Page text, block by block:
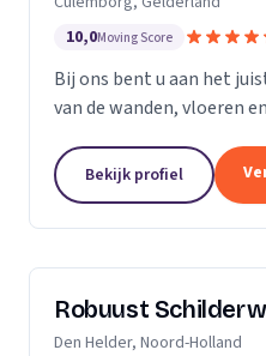
10,0Moving Score
Bij ons bent u aan het
van de wanden, vloeren
met ons team pakken we
aan...
Bekijk profiel
Robuust
Den Helder, Noord-Holland